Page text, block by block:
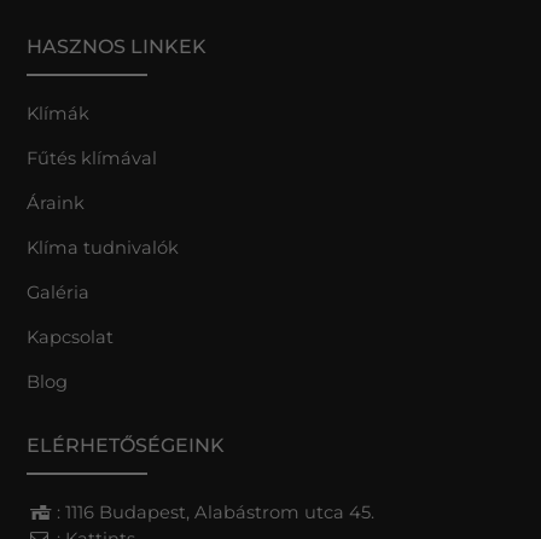
HASZNOS LINKEK
Klímák
Fűtés klímával
Áraink
Klíma tudnivalók
Galéria
Kapcsolat
Blog
ELÉRHETŐSÉGEINK
: 1116 Budapest, Alabástrom utca 45.